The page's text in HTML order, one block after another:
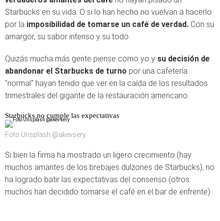
Starbucks en su vida. O si lo han hecho no vuelvan a hacerlo
por la imposibilidad de tomarse un café de verdad. Con su
amargor, su sabor intenso y su todo.
Quizás mucha más gente piense como yo y su decisión de
abandonar el Starbucks de turno por una cafetería
"normal" hayan tenido que ver en la caída de los resultados
trimestrales del gigante de la restauración americano.
Starbucks no cumple las expectativas
Foto Unsplash @akevsery
Si bien la firma ha mostrado un ligero crecimiento (hay
muchos amantes de los brebajes dulzones de Starbucks), no
ha logrado batir las expectativas del consenso (otros
muchos han decidido tomarse el café en el bar de enfrente).